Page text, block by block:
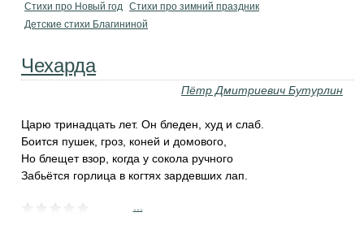
Стихи про Новый год Стихи про зимний праздник
Детские стихи Благининой
Чехарда
Пётр Дмитриевич Бутурлин
Царю тринадцать лет. Он бледен, худ и слаб.
Боится пушек, гроз, коней и домового,
Но блещет взор, когда у сокола ручного
Забьётся горлица в когтях зардевших лап.